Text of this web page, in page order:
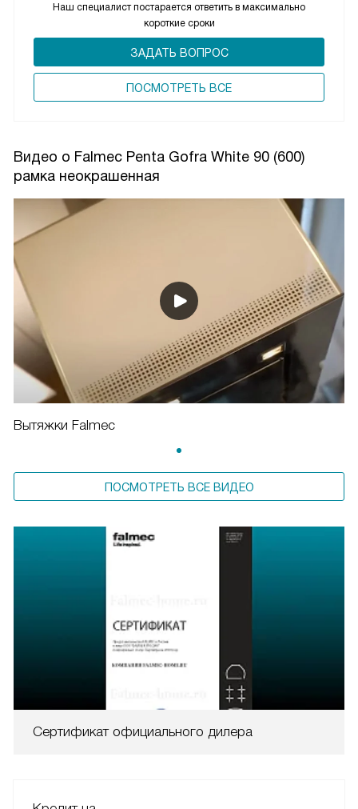
Наш специалист постарается ответить в максимально
короткие сроки
ЗАДАТЬ ВОПРОС
ПОCМОТРЕТЬ ВСЕ
Видео о Falmec Penta Gofra White 90 (600)
рамка неокрашенная
Вытяжки Falmec
ПОСМОТРЕТЬ ВСЕ ВИДЕО
Сертификат официального дилера